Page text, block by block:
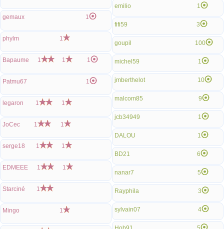
gemaux 1
phylm 1
Bapaume 1 1 1
Patmu67 1
legaron 1 1
JoCec 1 1
serge18 1 1
EDMEEE 1 1
Starciné 1
Mingo 1
emilio 1
fifi59 3
goupil 100
michel59 1
jmberthelot 10
malcom85 9
jcb34949 1
DALOU 1
BD21 6
nanar7 5
Rayphila 3
sylvain07 4